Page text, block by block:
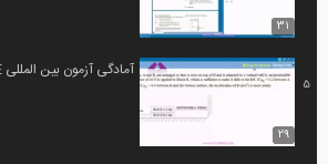
31
5
29
آمادگی آزمون بین المللی FE و PE قسمت...